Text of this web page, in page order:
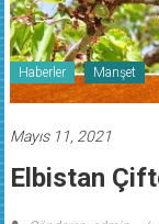
Haberler Manşet
Mayıs 11, 2021
Elbistan